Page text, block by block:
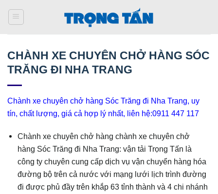
qua
CHÀNH XE CHUYÊN CHỞ HÀNG SÓC
TRĂNG ĐI NHA TRANG
Chành xe chuyên chở hàng Sóc Trăng đi Nha Trang, uy
tín, chất lượng, giá cả hợp lý nhất, liên hệ:0911 447 117
Chành xe chuyên chở hàng chành xe chuyên chở
hàng Sóc Trăng đi Nha Trang: vận tải Trọng Tấn là
công ty chuyên cung cấp dịch vụ vận chuyển hàng hóa
đường bộ trên cả nước với mạng lưới lịch trình đường
đi được phủ đầy trên khắp 63 tỉnh thành và 4 chi nhánh